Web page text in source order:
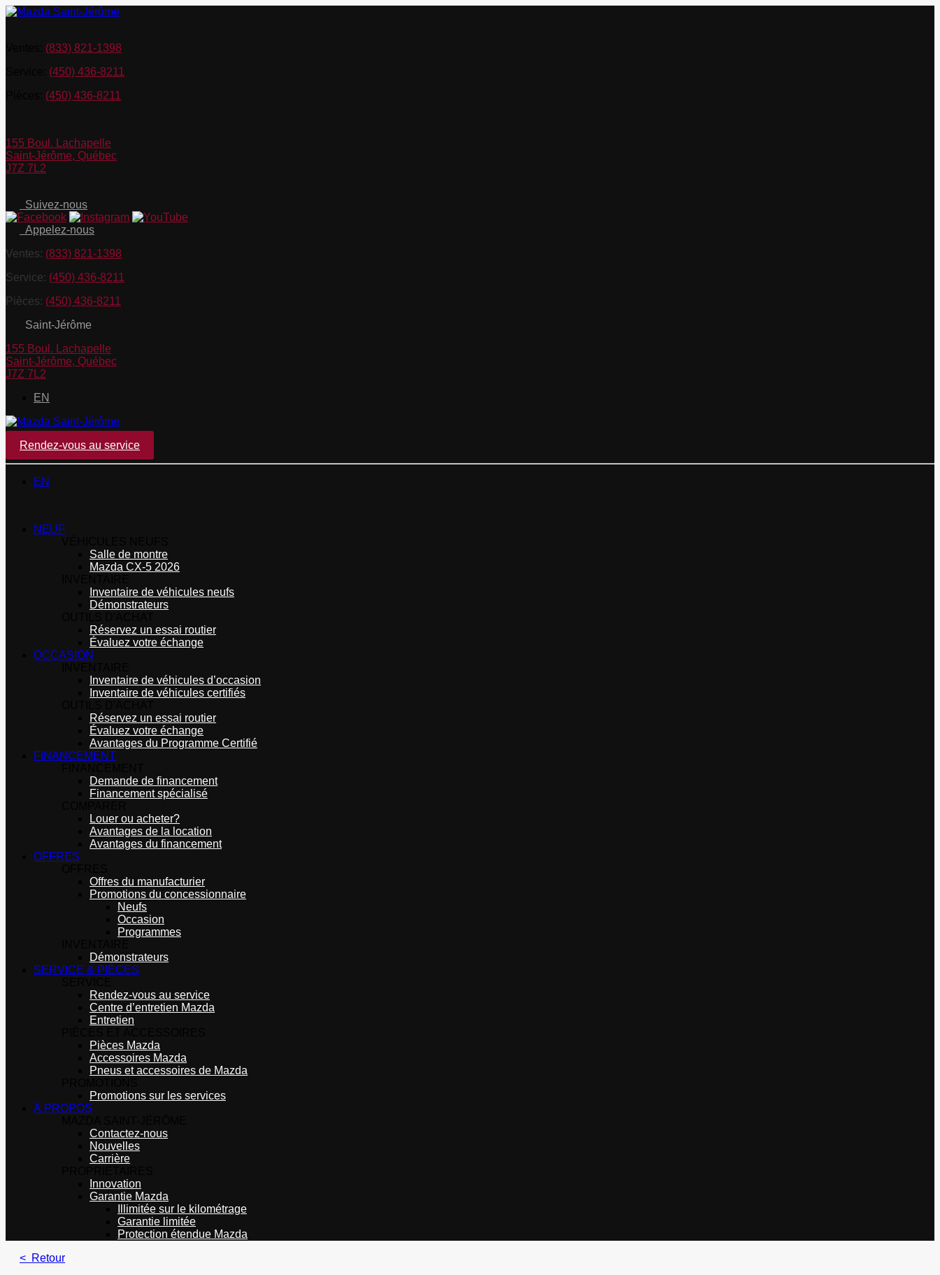
(833) 821-1398
(450) 436-8211
(450) 436-8211
155 Boul. Lachapelle
Saint-Jérôme, Québec
J7Z 7L2
Suivez-nous
Appelez-nous
Ventes: (833) 821-1398
Service: (450) 436-8211
Pièces: (450) 436-8211
Saint-Jérôme
155 Boul. Lachapelle
Saint-Jérôme, Québec
J7Z 7L2
EN
Rendez-vous au service
EN
NEUF
Salle de montre
Mazda CX-5 2026
Inventaire de véhicules neufs
Démonstrateurs
Réservez un essai routier
Évaluez votre échange
OCCASION
Inventaire de véhicules d’occasion
Inventaire de véhicules certifiés
Réservez un essai routier
Évaluez votre échange
Avantages du Programme Certifié
FINANCEMENT
Demande de financement
Financement spécialisé
Louer ou acheter?
Avantages de la location
Avantages du financement
OFFRES
Offres du manufacturier
Promotions du concessionnaire
Neufs
Occasion
Programmes
Démonstrateurs
SERVICE & PIÈCES
Rendez-vous au service
Centre d’entretien Mazda
Entretien
Pièces Mazda
Accessoires Mazda
Pneus et accessoires de Mazda
Promotions sur les services
À PROPOS
Contactez-nous
Nouvelles
Carrière
Innovation
Garantie Mazda
Illimitée sur le kilométrage
Garantie limitée
Protection étendue Mazda
< Retour